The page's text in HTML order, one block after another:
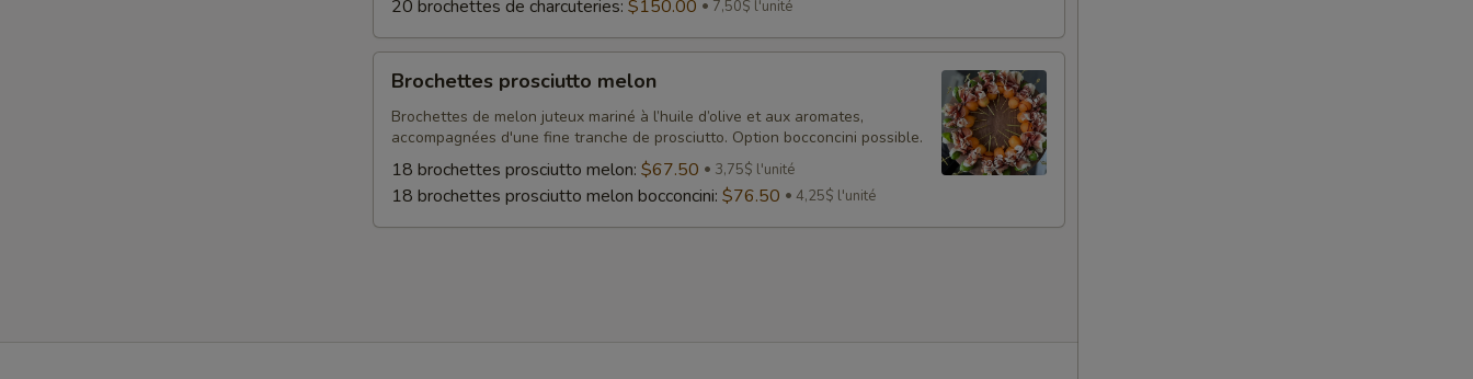
20 brochettes de charcuteries: $150.00 7,50$ l'unité
prosciutto
melon
Brochettes prosciutto melon
Brochettes de melon juteux mariné à l’huile d’olive et aux aromates,
accompagnées d'une fine tranche de prosciutto. Option bocconcini possible.
18 brochettes prosciutto melon: $67.50 3,75$ l'unité
18 brochettes prosciutto melon bocconcini: $76.50 4,25$ l'unité